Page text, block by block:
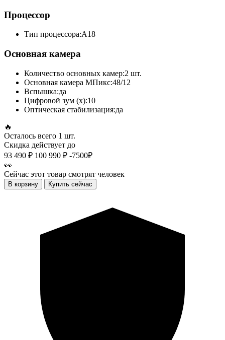
Процессор
Тип процессора:A18
Основная камера
Количество основных камер:2 шт.
Основная камера МПикс:48/12
Вспышка:да
Цифровой зум (x):10
Оптическая стабилизация:да
🔥
Осталось всего 1 шт.
Скидка действует до
93 490 ₽ 100 990 ₽ -7500₽
👀
Сейчас этот товар смотрят человек
В корзину Купить сейчас